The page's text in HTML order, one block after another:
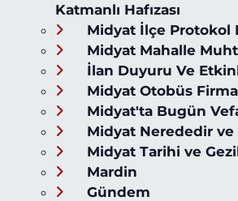
Katmanlı Hafızası
Midyat İlçe Protokol
Midyat Mahalle
İlan Duyuru Ve
Midyat Otobüs
Midyat'ta Bugün
Midyat Nerededir ve
Midyat Tarihi ve
Mardin
Gündem